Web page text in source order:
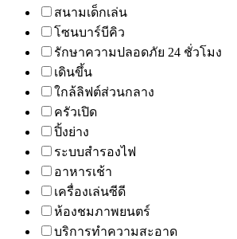
สนามเด็กเล่น
โซนบาร์บีคิว
รักษาความปลอดภัย 24 ชั่วโมง
เดินขึ้น
ใกล้ลิฟต์ส่วนกลาง
ครัวเปิด
ปิ้งย่าง
ระบบสำรองไฟ
อาหารเช้า
เครื่องเล่นซีดี
ห้องชมภาพยนตร์
บริการทำความสะอาด